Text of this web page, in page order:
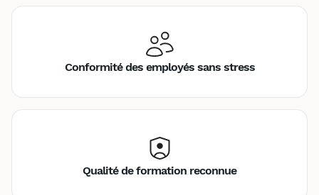
Conformité des employés sans stress
Qualité de formation reconnue